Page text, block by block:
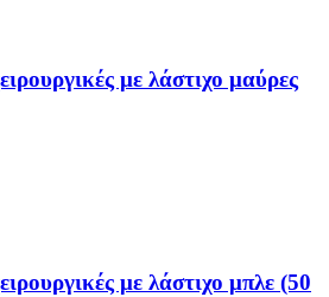
με λάστιχο μαύρες
με λάστιχο μπλε (50